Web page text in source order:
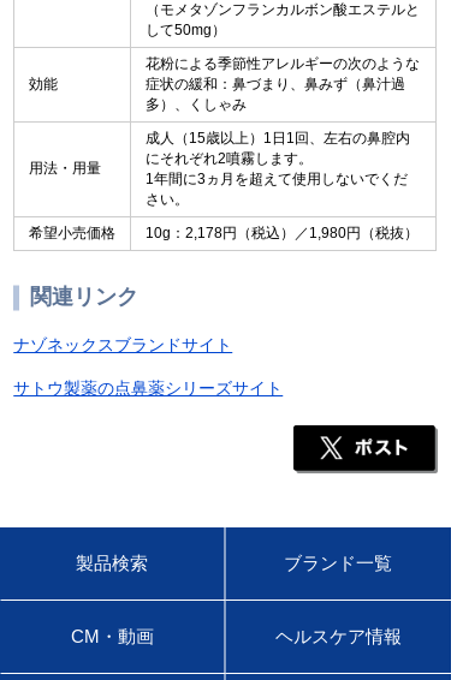
（モメタゾンフランカルボン酸エステルと
して50mg）
効能
花粉による季節性アレルギーの次のような
症状の緩和：鼻づまり、鼻みず（鼻汁過
多）、くしゃみ
用法・用量
成人（15歳以上）1日1回、左右の鼻腔内
にそれぞれ2噴霧します。
1年間に3ヵ月を超えて使用しないでくだ
さい。
希望小売価格
10g：2,178円（税込）／1,980円（税抜）
関連リンク
ナゾネックスブランドサイト
サトウ製薬の点鼻薬シリーズサイト
製品検索 ブランド一覧
CM・動画 ヘルスケア情報